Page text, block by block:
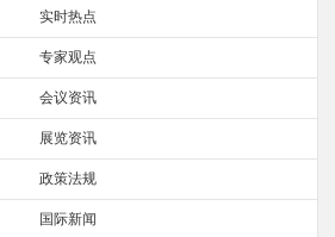
实时热点
专家观点
会议资讯
展览资讯
政策法规
国际新闻